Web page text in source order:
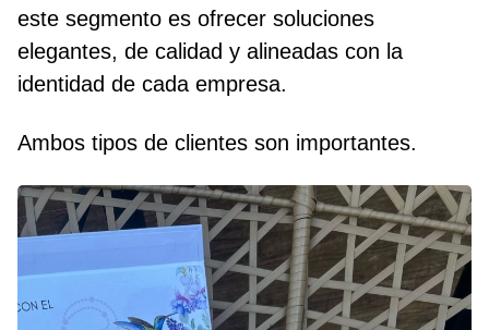
este segmento es ofrecer soluciones
elegantes, de calidad y alineadas con la
identidad de cada empresa.
Ambos tipos de clientes son importantes.